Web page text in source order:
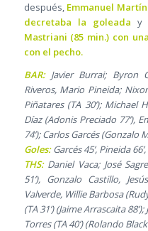
después, Emmanuel
decretaba la goleada y
Mastriani (85 min.) con
con el pecho.
BAR:Javier Burrai; Byron
Riveros, Mario Pineida;
Piñatares (TA 30’); Michael
Díaz (Adonis Preciado 77’),
74’); Carlos Garcés (Gonzalo
Goles:Garcés 45’, Pineida
THS:Daniel Vaca; José
51’), Gonzalo Castillo,
Valverde, Willie Barbosa
(TA 31’) (Jaime Arrascaita
Torres (TA 40’) (Rolando